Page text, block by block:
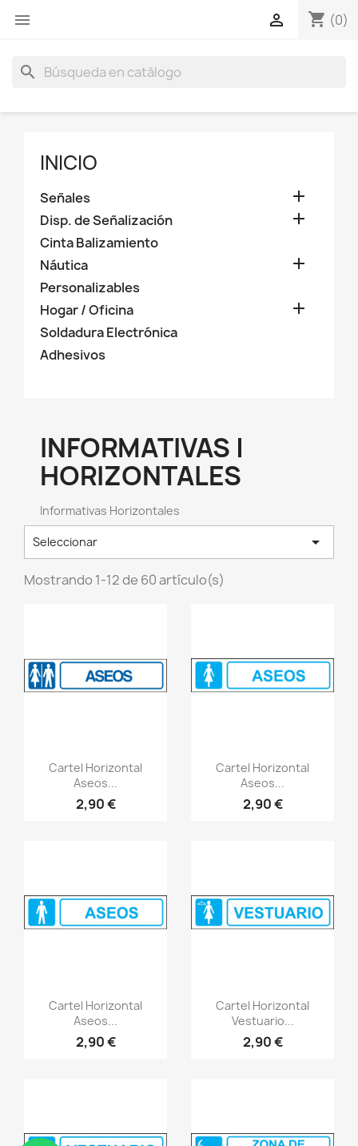
menu shopping_cart (0)

search
INICIO
Señales 
Disp. de Señalización 
Cinta Balizamiento
Náutica

Personalizables
Hogar / Oficina

Soldadura Electrónica
Adhesivos
INFORMATIVAS |
HORIZONTALES
Informativas Horizontales
Seleccionar 
Mostrando 1-12 de 60 artículo(s)
visibilityVistazo rápido
Cartel Horizontal
Aseos...
2,90 €
visibilityVistazo rápido
Cartel Horizontal
Aseos...
2,90 €
visibilityVistazo rápido
Cartel Horizontal
Aseos...
2,90 €
visibilityVistazo rápido
Cartel Horizontal
Vestuario...
2,90 €